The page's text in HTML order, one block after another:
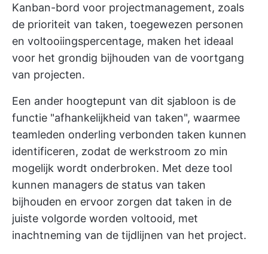
Kanban-bord voor projectmanagement, zoals
de prioriteit van taken, toegewezen personen
en voltooiingspercentage, maken het ideaal
voor het grondig bijhouden van de voortgang
van projecten.
Een ander hoogtepunt van dit sjabloon is de
functie "afhankelijkheid van taken", waarmee
teamleden onderling verbonden taken kunnen
identificeren, zodat de werkstroom zo min
mogelijk wordt onderbroken. Met deze tool
kunnen managers de status van taken
bijhouden en ervoor zorgen dat taken in de
juiste volgorde worden voltooid, met
inachtneming van de tijdlijnen van het project.